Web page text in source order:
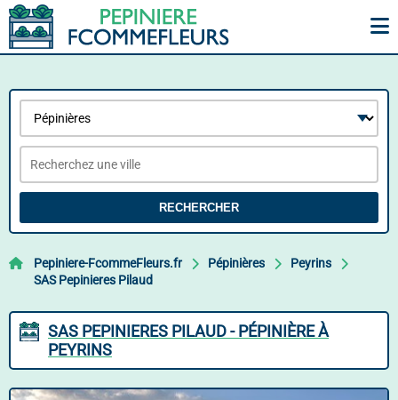
RECHERCHER
Pepiniere-FcommeFleurs.fr Pépinières
Peyrins
SAS Pepinieres Pilaud
SAS PEPINIERES PILAUD - PÉPINIÈRE À
PEYRINS